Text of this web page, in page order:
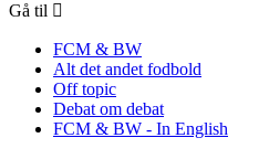
Gå til
FCM & BW
Alt det andet fodbold
Off topic
Debat om debat
FCM & BW - In English